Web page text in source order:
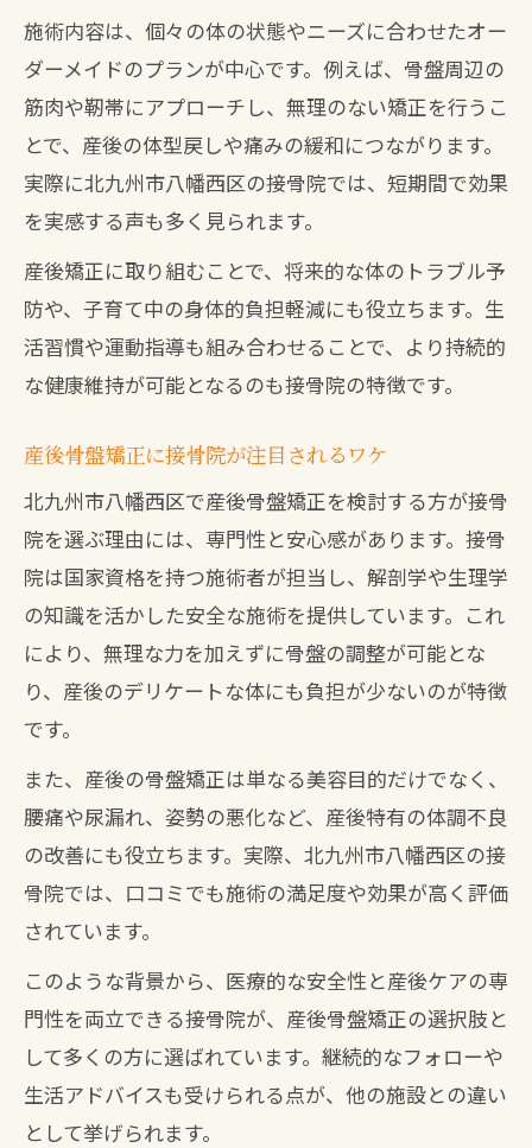
産後矯正はいつから？北九州で始める最
適時期
八幡西区の接骨院が人気の産後ケア理由
解説
骨盤の歪み対策に接骨院が選ばれるわけ
産後の骨盤歪みには接骨院矯正が効果的
接骨院で受ける骨盤矯正の専門的アプロ
ーチ
北九州の接骨院が産後ママに支持される
秘訣
ト？
北九州整骨院での骨盤ケアのメリットと
体感
子育て女性にうれしい接骨院産後矯正体験
接骨院での産後矯正体験談と効果の実感
子連れOKの接骨院で安心して矯正施術を
体験
は
北九州接骨院で受ける産後矯正の満足ポ
イント
保育士付き接骨院で快適な産後矯正を実
通院回数や費用の目安も徹底ガイド
産後骨盤矯正は何回通えば効果的？接骨
院の目安
接骨院で産後矯正の費用相場と回数を解
施術内容は、個々の体の状態やニーズに合わせたオー
ダーメイドのプランが中心です。例えば、骨盤周辺の
筋肉や靭帯にアプローチし、無理のない矯正を行うこ
とで、産後の体型戻しや痛みの緩和につながります。
実際に北九州市八幡西区の接骨院では、短期間で効果
を実感する声も多く見られます。
産後矯正に取り組むことで、将来的な体のトラブル予
防や、子育て中の身体的負担軽減にも役立ちます。生
活習慣や運動指導も組み合わせることで、より持続的
な健康維持が可能となるのも接骨院の特徴です。
産後骨盤矯正に接骨院が注目されるワケ
北九州市八幡西区で産後骨盤矯正を検討する方が接骨
院を選ぶ理由には、専門性と安心感があります。接骨
院は国家資格を持つ施術者が担当し、解剖学や生理学
の知識を活かした安全な施術を提供しています。これ
により、無理な力を加えずに骨盤の調整が可能とな
り、産後のデリケートな体にも負担が少ないのが特徴
です。
また、産後の骨盤矯正は単なる美容目的だけでなく、
腰痛や尿漏れ、姿勢の悪化など、産後特有の体調不良
の改善にも役立ちます。実際、北九州市八幡西区の接
骨院では、口コミでも施術の満足度や効果が高く評価
されています。
このような背景から、医療的な安全性と産後ケアの専
門性を両立できる接骨院が、産後骨盤矯正の選択肢と
して多くの方に選ばれています。継続的なフォローや
生活アドバイスも受けられる点が、他の施設との違い
として挙げられます。